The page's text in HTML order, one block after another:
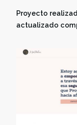
Proyecto
actualizado